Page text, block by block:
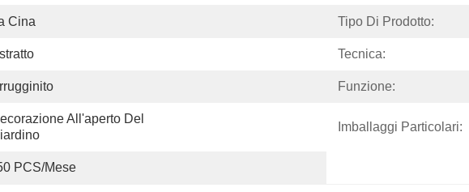
Cina Tipo Di Prodotto:
Tecnica:
Funzione:
All'aperto Del
Imballaggi Particolari:
PCS/mese